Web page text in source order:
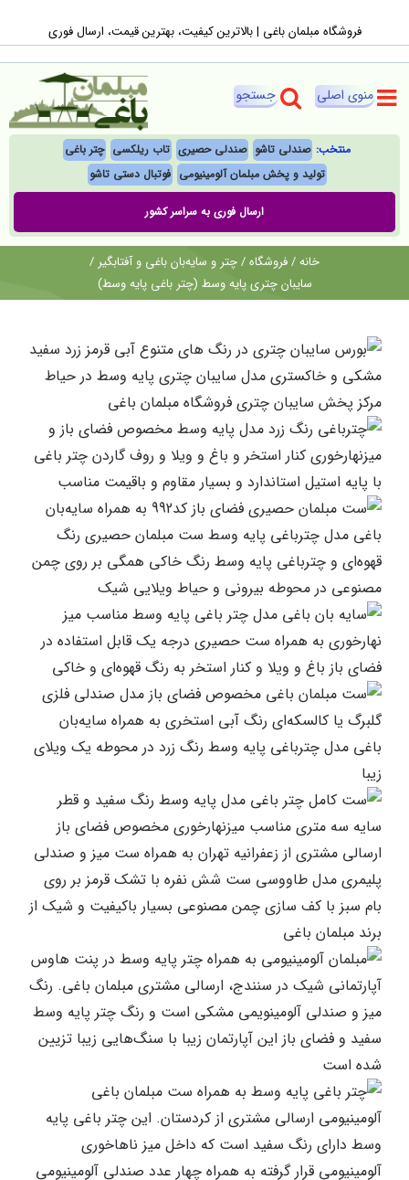
to
content
فروشگاه مبلمان باغی |‌ بالاترین کیفیت، بهترین قیمت، ارسال فوری
منتخب: صندلی تاشو صندلی حصیری تاب ریلکسی چتر باغی
تولید و پخش مبلمان آلومینیومی فوتبال‌ دستی تاشو
ارسال فوری به سراسر کشور
خانه/فروشگاه/چتر و سایه‌بان باغی و آفتابگیر /
سایبان چتری پایه وسط (چتر باغی پایه وسط)